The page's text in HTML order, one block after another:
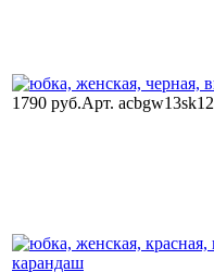
1790 руб.Арт. acbgw13sk12